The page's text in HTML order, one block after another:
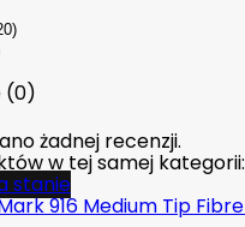
(0)
żadnej recenzji.
w tej samej kategorii:
stanie